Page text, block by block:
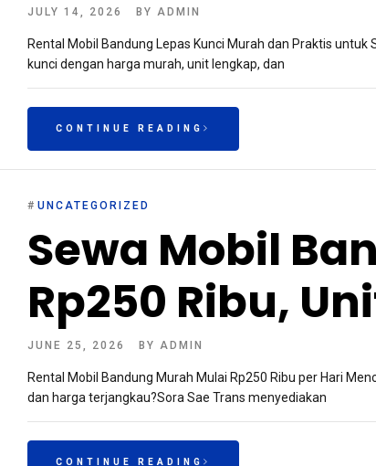
JULY 14, 2026 BY ADMIN
Rental Mobil Bandung Lepas Kunci Murah dan Praktis
kunci dengan harga murah, unit lengkap, dan
CONTINUE READING
# UNCATEGORIZED
Sewa Mobil
Rp250 Ribu,
JUNE 25, 2026 BY ADMIN
Rental Mobil Bandung Murah Mulai Rp250 Ribu per Hari
dan harga terjangkau?Sora Sae Trans menyediakan
CONTINUE READING